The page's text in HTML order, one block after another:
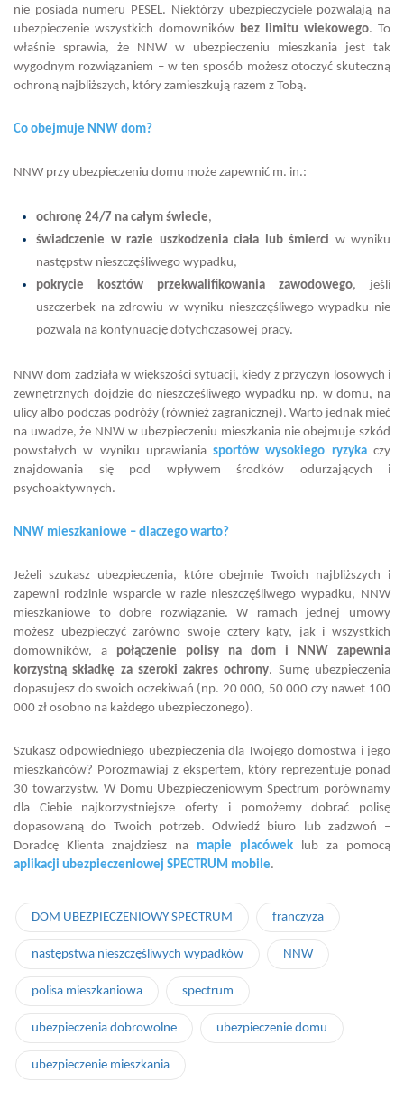
nie posiada numeru PESEL. Niektórzy ubezpieczyciele pozwalają na
ubezpieczenie wszystkich domowników bez limitu wiekowego. To
właśnie sprawia, że NNW w ubezpieczeniu mieszkania jest tak
wygodnym rozwiązaniem – w ten sposób możesz otoczyć skuteczną
ochroną najbliższych, który zamieszkują razem z Tobą.
Co obejmuje NNW dom?
NNW przy ubezpieczeniu domu może zapewnić m. in.:
ochronę 24/7 na całym świecie,
świadczenie w razie uszkodzenia ciała lub śmierci w wyniku
następstw nieszczęśliwego wypadku,
pokrycie kosztów przekwalifikowania zawodowego, jeśli
uszczerbek na zdrowiu w wyniku nieszczęśliwego wypadku nie
pozwala na kontynuację dotychczasowej pracy.
NNW dom zadziała w większości sytuacji, kiedy z przyczyn losowych i
zewnętrznych dojdzie do nieszczęśliwego wypadku np. w domu, na
ulicy albo podczas podróży (również zagranicznej). Warto jednak mieć
na uwadze, że NNW w ubezpieczeniu mieszkania nie obejmuje szkód
powstałych w wyniku uprawianiasportów wysokiego ryzykaczy
znajdowania się pod wpływem środków odurzających i
psychoaktywnych.
NNW mieszkaniowe – dlaczego warto?
Jeżeli szukasz ubezpieczenia, które obejmie Twoich najbliższych i
zapewni rodzinie wsparcie w razie nieszczęśliwego wypadku, NNW
mieszkaniowe to dobre rozwiązanie. W ramach jednej umowy
możesz ubezpieczyć zarówno swoje cztery kąty, jak i wszystkich
domowników, a połączenie polisy na dom i NNW zapewnia
korzystną składkę za szeroki zakres ochrony. Sumę ubezpieczenia
dopasujesz do swoich oczekiwań (np. 20 000, 50 000 czy nawet 100
000 zł osobno na każdego ubezpieczonego).
Szukasz odpowiedniego ubezpieczenia dla Twojego domostwa i jego
mieszkańców? Porozmawiaj z ekspertem, który reprezentuje ponad
30 towarzystw. W Domu Ubezpieczeniowym Spectrum porównamy
dla Ciebie najkorzystniejsze oferty i pomożemy dobrać polisę
dopasowaną do Twoich potrzeb. Odwiedź biuro lub zadzwoń –
Doradcę Klienta znajdziesz na mapie placówek lub za pomocą
aplikacji ubezpieczeniowej SPECTRUM mobile.
DOM UBEZPIECZENIOWY SPECTRUM franczyza
następstwa nieszczęśliwych wypadków NNW
polisa mieszkaniowa spectrum
ubezpieczenia dobrowolne ubezpieczenie domu
ubezpieczenie mieszkania